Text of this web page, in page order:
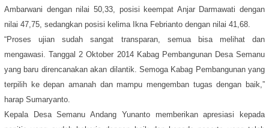
Ambarwani dengan nilai 50,33, posisi keempat Anjar Darmawati dengan
nilai 47,75, sedangkan posisi kelima Ikna Febrianto dengan nilai 41,68.
“Proses ujian sudah sangat transparan, semua bisa melihat dan
mengawasi. Tanggal 2 Oktober 2014 Kabag Pembangunan Desa Semanu
yang baru direncanakan akan dilantik. Semoga Kabag Pembangunan yang
terpilih ke depan amanah dan mampu mengemban tugas dengan baik,”
harap Sumaryanto.
Kepala Desa Semanu Andang Yunanto memberikan apresiasi kepada